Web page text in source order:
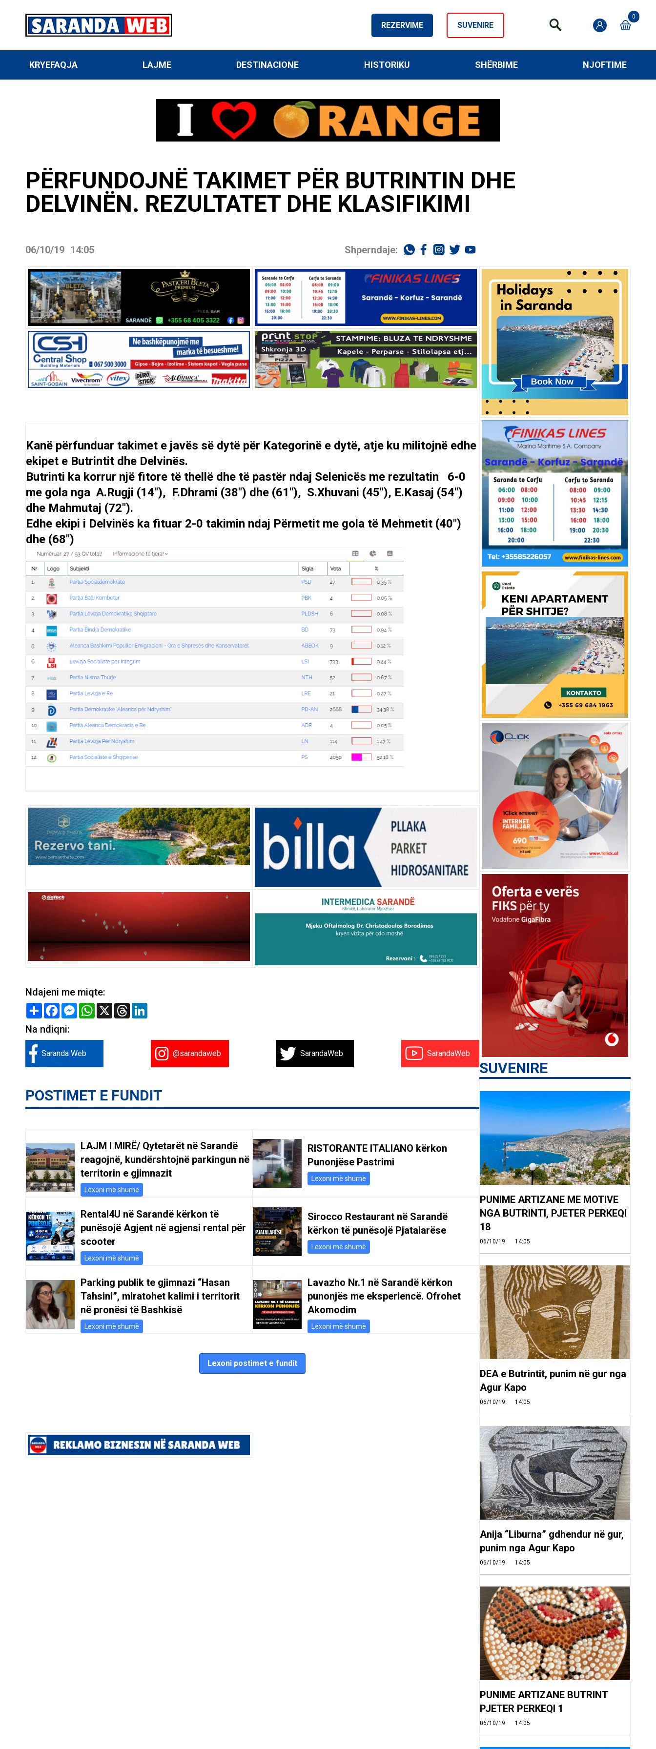
REZERVIME SUVENIRE
0
KRYEFAQJA LAJME DESTINACIONE HISTORIKU SHËRBIME NJOFTIME
PËRFUNDOJNË TAKIMET PËR BUTRINTIN DHE
DELVINËN. REZULTATET DHE KLASIFIKIMI
06/10/19 14:05 Shperndaje:
Kanë përfunduar takimet e javës së dytë për Kategorinë e dytë, atje ku militojnë edhe
ekipet e Butrintit dhe Delvinës.
Butrinti ka korrur një fitore të thellë dhe të pastër ndaj Selenicës me rezultatin 6-0
me gola nga A.Rugji (14″), F.Dhrami (38″) dhe (61″), S.Xhuvani (45″), E.Kasaj (54″)
dhe Mahmutaj (72″).
Edhe ekipi i Delvinës ka fituar 2-0 takimin ndaj Përmetit me gola të Mehmetit (40″)
dhe (68″)
Ndajeni me miqte:
Share FacebookMessenger
WhatsApp
X Threads
Na ndiqni:
Saranda Web @sarandaweb SarandaWeb SarandaWeb
POSTIMET E FUNDIT
LAJM I MIRË/ Qytetarët në Sarandë
reagojnë, kundërshtojnë parkingun në
territorin e gjimnazit
Lexoni më shumë
RISTORANTE ITALIANO kërkon
Punonjëse Pastrimi
Lexoni më shumë
Rental4U në Sarandë kërkon të
punësojë Agjent në agjensi rental për
scooter
Lexoni më shumë
Sirocco Restaurant në Sarandë
kërkon të punësojë Pjatalarëse
Lexoni më shumë
Parking publik te gjimnazi “Hasan
Tahsini”, miratohet kalimi i territorit
në pronësi të Bashkisë
Lexoni më shumë
Lavazho Nr.1 në Sarandë kërkon
punonjës me eksperiencë. Ofrohet
Akomodim
Lexoni më shumë
Lexoni postimet e fundit
SUVENIRE
PUNIME ARTIZANE ME MOTIVE
NGA BUTRINTI, PJETER PERKEQI
18
06/10/19 14:05
DEA e Butrintit, punim në gur nga
Agur Kapo
06/10/19 14:05
Anija “Liburna” gdhendur në gur,
punim nga Agur Kapo
06/10/19 14:05
PUNIME ARTIZANE BUTRINT
PJETER PERKEQI 1
06/10/19 14:05